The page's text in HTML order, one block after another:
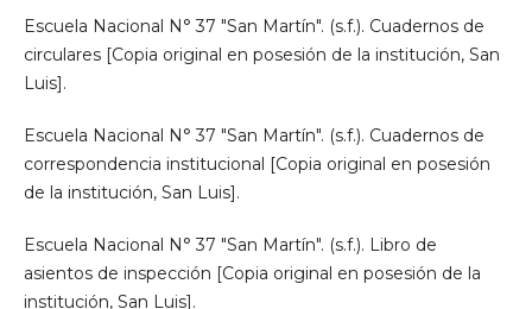
Escuela Nacional N° 37 "San Martín". (s.f.). Cuadernos de
circulares [Copia original en posesión de la institución, San
Luis].
Escuela Nacional N° 37 "San Martín". (s.f.). Cuadernos de
correspondencia institucional [Copia original en posesión
de la institución, San Luis].
Escuela Nacional N° 37 "San Martín". (s.f.). Libro de
asientos de inspección [Copia original en posesión de la
institución, San Luis].